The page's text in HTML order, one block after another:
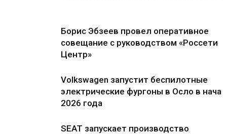
Борис Эбзеев провел оперативное
совещание с руководством «Россети
Центр»
Volkswagen запустит беспилотные
электрические фургоны в Осло в
2026 года
SEAT запускает производство